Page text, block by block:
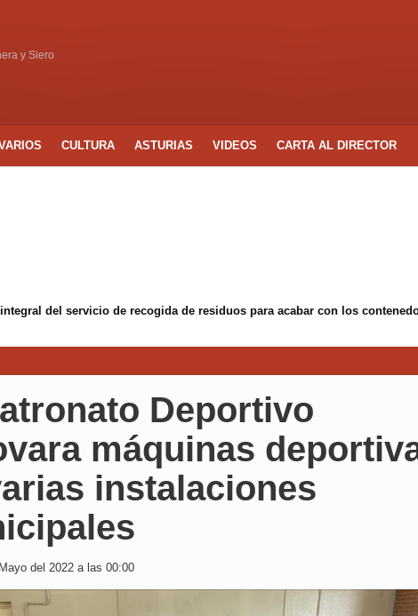
y Siero
CULTURA ASTURIAS VIDEOS CARTA AL DIRECTOR
del servicio de recogida de residuos para acabar con los
Deportivo
máquinas
instalaciones
del 2022 a las 00:00